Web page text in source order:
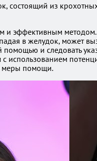
из
методом.
в желудок, может
и следовать
использованием
меры помощи.